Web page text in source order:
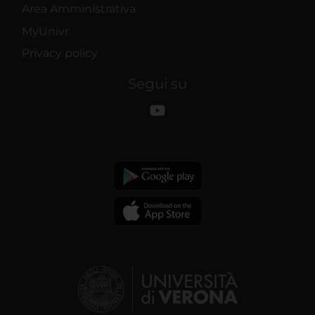
Area Amministrativa
MyUnivr
Privacy policy
Segui su